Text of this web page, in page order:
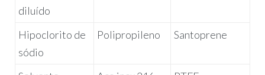
diluído
Hipoclorito de
sódio
Polipropileno Santoprene